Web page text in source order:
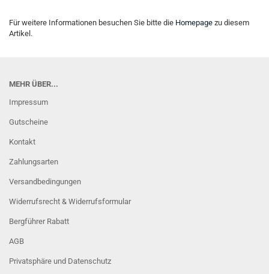
Für weitere Informationen besuchen Sie bitte die Homepage zu diesem
Artikel.
MEHR ÜBER...
Impressum
Gutscheine
Kontakt
Zahlungsarten
Versandbedingungen
Widerrufsrecht & Widerrufsformular
Bergführer Rabatt
AGB
Privatsphäre und Datenschutz